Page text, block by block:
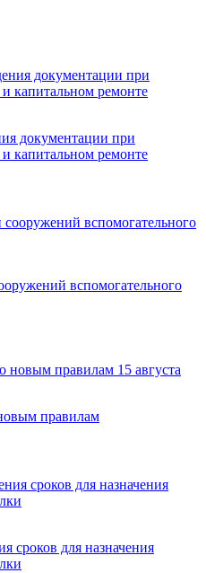
документации при
и капитальном ремонте
вспомогательного
15 августа
правилам
сроков для назначения